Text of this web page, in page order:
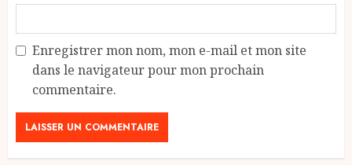
Enregistrer mon nom, mon e-mail et mon site
dans le navigateur pour mon prochain
commentaire.